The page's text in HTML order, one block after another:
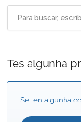
Tes algunha
Se ten algunha